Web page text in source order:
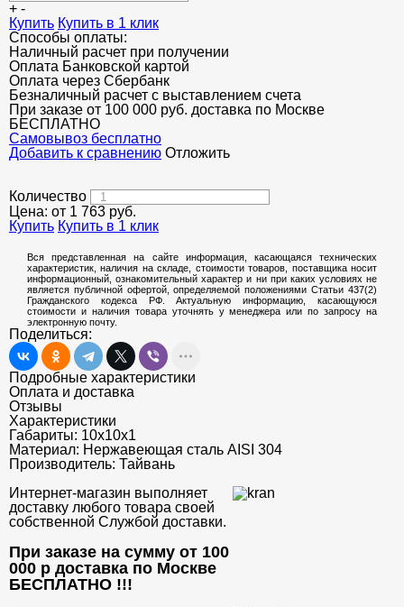
АКЦИИ
НЕДОРОГОЙ МЕТАЛЛОПРОКАТ
+ -
Купить Купить в 1 клик
Способы оплаты:
Наличный расчет при получении
Оплата Банковской картой
Оплата через Сбербанк
Безналичный расчет с выставлением счета
При заказе от 100 000 руб. доставка по Москве
БЕСПЛАТНО
Cамовывоз бесплатно
Добавить к сравнению Отложить
Количество
Цена: от 1 763 руб.
Купить Купить в 1 клик
Вся представленная на сайте информация, касающаяся технических
характеристик, наличия на складе, стоимости товаров, поставщика носит
информационный, ознакомительный характер и ни при каких условиях не
является публичной офертой, определяемой положениями Статьи 437(2)
Гражданского кодекса РФ. Актуальную информацию, касающуюся
стоимости и наличия товара уточнять у менеджера или по запросу на
электронную почту.
Поделиться:
Подробные характеристики
Оплата и доставка
Отзывы
Характеристики
Габариты: 10х10х1
Материал: Нержавеющая сталь AISI 304
Производитель: Тайвань
Интернет-магазин выполняет
доставку любого товара своей
собственной Службой доставки.
При заказе на сумму от 100
000 р доставка по Москве
БЕСПЛАТНО !!!